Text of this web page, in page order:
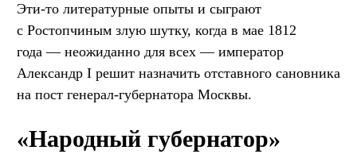
Эти-то литературные опыты и сыграют
с Ростопчиным злую шутку, когда в мае 1812
года — неожиданно для всех — император
Александр I решит назначить отставного сановника
на пост генерал-губернатора Москвы.
«Народный губернатор»